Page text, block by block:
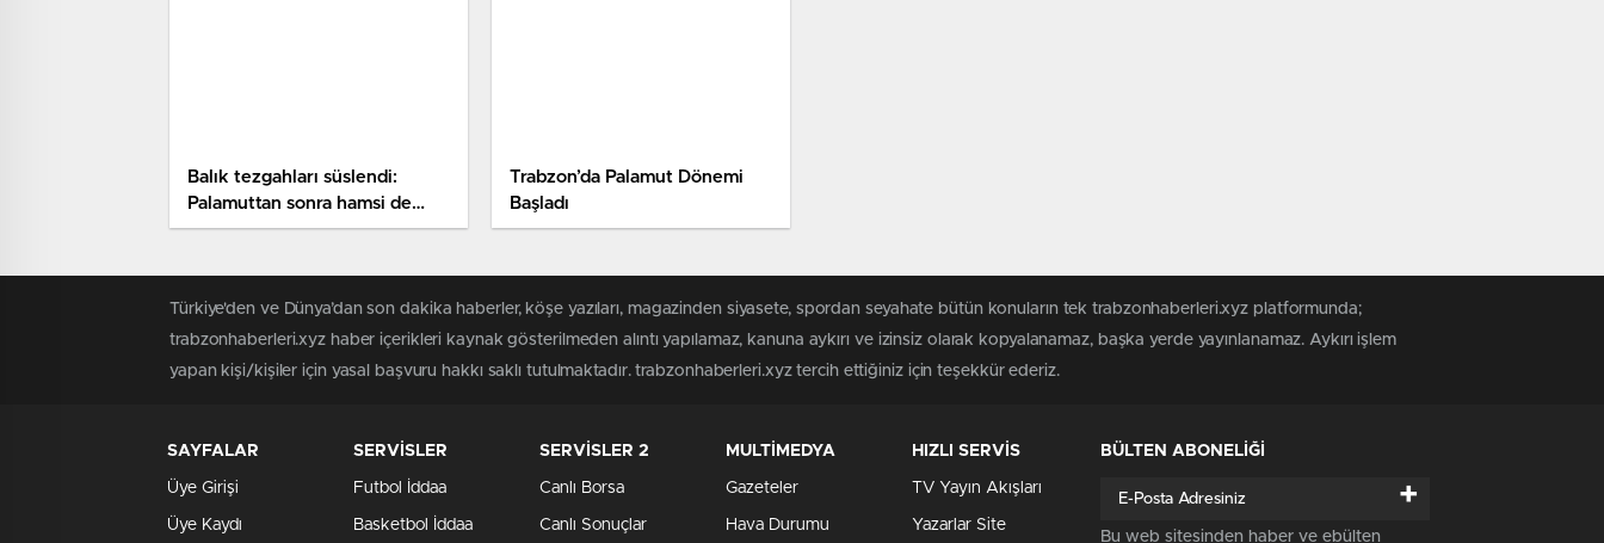
Balık tezgahları süslendi:
Palamuttan sonra hamsi de
yerini aldı
Trabzon’da Palamut Dönemi
Başladı
Türkiye'den ve Dünya’dan son dakika haberler, köşe yazıları, magazinden siyasete, spordan seyahate bütün konuların tek trabzonhaberleri.xyz platformunda;
trabzonhaberleri.xyz haber içerikleri kaynak gösterilmeden alıntı yapılamaz, kanuna aykırı ve izinsiz olarak kopyalanamaz, başka yerde yayınlanamaz. Aykırı işlem
yapan kişi/kişiler için yasal başvuru hakkı saklı tutulmaktadır. trabzonhaberleri.xyz tercih ettiğiniz için teşekkür ederiz.
SAYFALAR
Üye Girişi
Üye Kaydı
SERVİSLER
Futbol İddaa
Basketbol İddaa
SERVİSLER 2
Canlı Borsa
Canlı Sonuçlar
MULTİMEDYA
Gazeteler
Hava Durumu
HIZLI SERVİS
TV Yayın Akışları
Yazarlar Site
BÜLTEN ABONELİĞİ
+
Bu web sitesinden haber ve ebülten